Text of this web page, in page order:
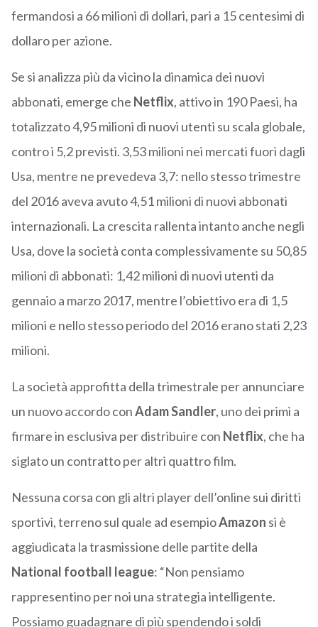
fermandosi a 66 milioni di dollari, pari a 15 centesimi di
dollaro per azione.
Se si analizza più da vicino la dinamica dei nuovi
abbonati, emerge che Netflix, attivo in 190 Paesi, ha
totalizzato 4,95 milioni di nuovi utenti su scala globale,
contro i 5,2 previsti. 3,53 milioni nei mercati fuori dagli
Usa, mentre ne prevedeva 3,7: nello stesso trimestre
del 2016 aveva avuto 4,51 milioni di nuovi abbonati
internazionali. La crescita rallenta intanto anche negli
Usa, dove la società conta complessivamente su 50,85
milioni di abbonati: 1,42 milioni di nuovi utenti da
gennaio a marzo 2017, mentre l’obiettivo era di 1,5
milioni e nello stesso periodo del 2016 erano stati 2,23
milioni.
La società approfitta della trimestrale per annunciare
un nuovo accordo conAdam Sandler, uno dei primi a
firmare in esclusiva per distribuire con Netflix, che ha
siglato un contratto per altri quattro film.
Nessuna corsa con gli altri player dell’online sui diritti
sportivi, terreno sul quale ad esempioAmazon si è
aggiudicata la trasmissione delle partite della
National football league: “Non pensiamo
rappresentino per noi una strategia intelligente.
Possiamo guadagnare di più spendendo i soldi